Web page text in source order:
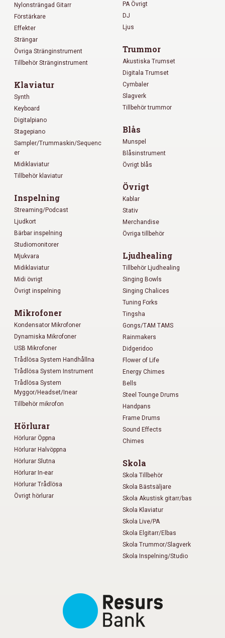
Nylonsträngad Gitarr
Förstärkare
Effekter
Strängar
Övriga Stränginstrument
Tillbehör Stränginstrument
Klaviatur
Synth
Keyboard
Digitalpiano
Stagepiano
Sampler/Trummaskin/Sequenc
er
Midiklaviatur
Tillbehör klaviatur
Inspelning
Streaming/Podcast
Ljudkort
Bärbar inspelning
Studiomonitorer
Mjukvara
Midiklaviatur
Midi övrigt
Övrigt inspelning
Mikrofoner
Kondensator Mikrofoner
Dynamiska Mikrofoner
USB Mikrofoner
Trådlösa System Handhållna
Trådlösa System Instrument
Trådlösa System
Myggor/Headset/Inear
Tillbehör mikrofon
Hörlurar
Hörlurar Öppna
Hörlurar Halvöppna
Hörlurar Slutna
Hörlurar In-ear
Hörlurar Trådlösa
Övrigt hörlurar
PA Övrigt
DJ
Ljus
Trummor
Akustiska Trumset
Digitala Trumset
Cymbaler
Slagverk
Tillbehör trummor
Blås
Munspel
Blåsinstrument
Övrigt blås
Övrigt
Kablar
Stativ
Merchandise
Övriga tillbehör
Ljudhealing
Tillbehör Ljudhealing
Singing Bowls
Singing Chalices
Tuning Forks
Tingsha
Gongs/TAM TAMS
Rainmakers
Didgeridoo
Flower of Life
Energy Chimes
Bells
Steel Tounge Drums
Handpans
Frame Drums
Sound Effects
Chimes
Skola
Skola Tillbehör
Skola Bästsäljare
Skola Akustisk gitarr/bas
Skola Klaviatur
Skola Live/PA
Skola Elgitarr/Elbas
Skola Trummor/Slagverk
Skola Inspelning/Studio